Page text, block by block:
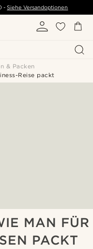
- Siehe Versandoptionen
& Packen
Reise packt
MAN FÜR
PACKT